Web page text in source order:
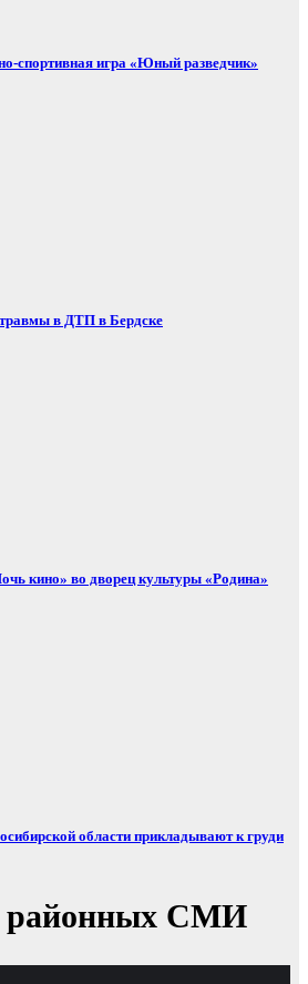
спортивная игра «Юный разведчик»
в ДТП в Бердске
кино» во дворец культуры «Родина»
области прикладывают к груди